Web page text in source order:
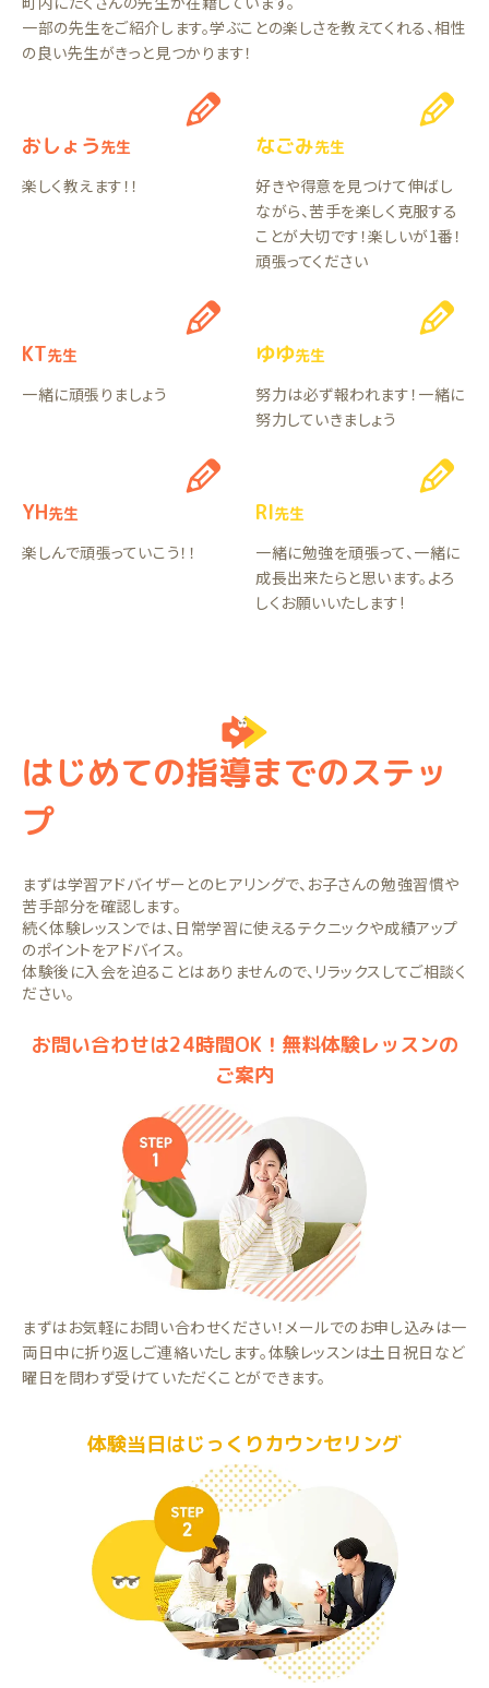
一部の先生をご紹介します。学ぶことの楽しさを教えてくれる、相性
の良い先生がきっと見つかります！
おしょう先生
楽しく教えます！！
なごみ先生
好きや得意を見つけて伸ばし
ながら、苦手を楽しく克服する
ことが大切です！楽しいが1番！
頑張ってください
KT先生
一緒に頑張りましょう
ゆゆ先生
努力は必ず報われます！一緒に
努力していきましょう
YH先生
楽しんで頑張っていこう！！
RI先生
一緒に勉強を頑張って、一緒に
成長出来たらと思います。よろ
しくお願いいたします!
はじめての指導までのステッ
プ
まずは学習アドバイザーとのヒアリングで、お子さんの勉強習慣や
苦手部分を確認します。
続く体験レッスンでは、日常学習に使えるテクニックや成績アップ
のポイントをアドバイス。
体験後に入会を迫ることはありませんので、リラックスしてご相談く
ださい。
お問い合わせは24時間OK！無料体験レッスンの
ご案内
まずはお気軽にお問い合わせください！メールでのお申し込みは一
両日中に折り返しご連絡いたします。体験レッスンは土日祝日など
曜日を問わず受けていただくことができます。
体験当日はじっくりカウンセリング